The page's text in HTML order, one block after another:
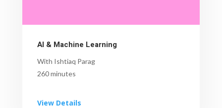
AI & Machine Learning
With Ishtiaq Parag
260 minutes
View Details